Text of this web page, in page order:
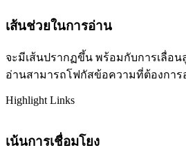
เส้นช่วยในการอ่าน
จะมีเส้นปรากฏขึ้น พร้อมกับการเลื่อ
อ่านสามารถโฟกัสข้อความที่ต้องกา
Highlight Links
เน้นการเชื่อมโยง